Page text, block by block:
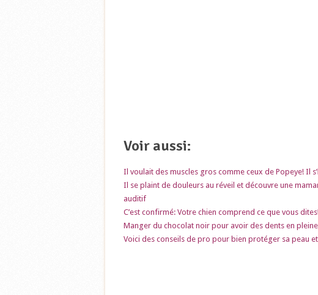
Voir aussi:
Il voulait des muscles gros comme ceux de Popeye! Il
Il se plaint de douleurs au réveil et découvre une
auditif
C’est confirmé: Votre chien comprend ce que vous
Manger du chocolat noir pour avoir des dents en
Voici des conseils de pro pour bien protéger sa peau et